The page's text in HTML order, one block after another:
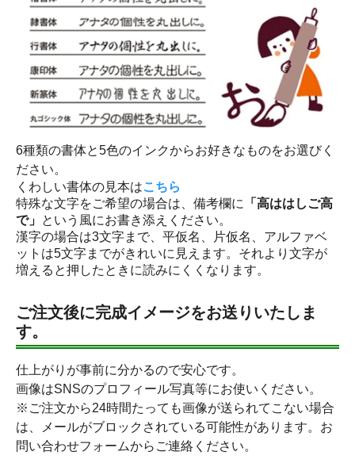
6種類の書体と5色のインクからお好きなものをお選びく
ださい。
くわしい書体の見本はこちら
特殊な文字をご希望の場合は、備考欄に
「高ははしご高
で」 という風にお書き添えください。
漢字の場合は3文字まで、平仮名、片仮名、アルファベ
ットは5文字までがきれいに見えます。それより文字が
増えると押したときに読みにくくなります。
ご注文後に完成イメージをお送りいたしま
す。
仕上がりが事前に分かるので安心です。
画像はSNSのプロフィール写真等にお使いください。
※ご注文から24時間たっても画像が送られてこない場合
は、メールがブロックされている可能性があります。お
問い合わせフォームからご連絡ください。